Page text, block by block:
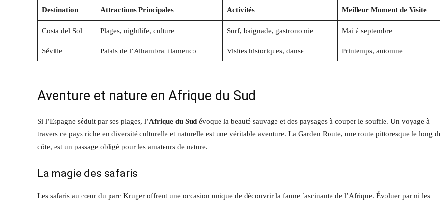
Destination Attractions Principales Activités Meilleur Moment de Visite
Costa del Sol Plages, nightlife, culture Surf, baignade, gastronomie Mai à septembre
Séville Palais de l’Alhambra, flamenco Visites historiques, danse Printemps, automne
Aventure et nature en Afrique du Sud
Si l’Espagne séduit par ses plages, l’Afrique du Sud évoque la beauté sauvage et des paysages à couper le souffle. Un voyage à
travers ce pays riche en diversité culturelle et naturelle est une véritable aventure. La Garden Route, une route pittoresque le long
côte, est un passage obligé pour les amateurs de nature.
La magie des safaris
Les safaris au cœur du parc Kruger offrent une occasion unique de découvrir la faune fascinante de l’Afrique. Évoluer parmi les